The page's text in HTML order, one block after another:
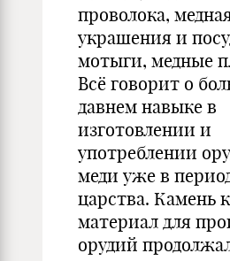
проволока,
украшения и
мотыги, медные
Всё говорит о
давнем навыке в
изготовлении и
употреблении
меди уже в
царства. Камень
материал для
орудий